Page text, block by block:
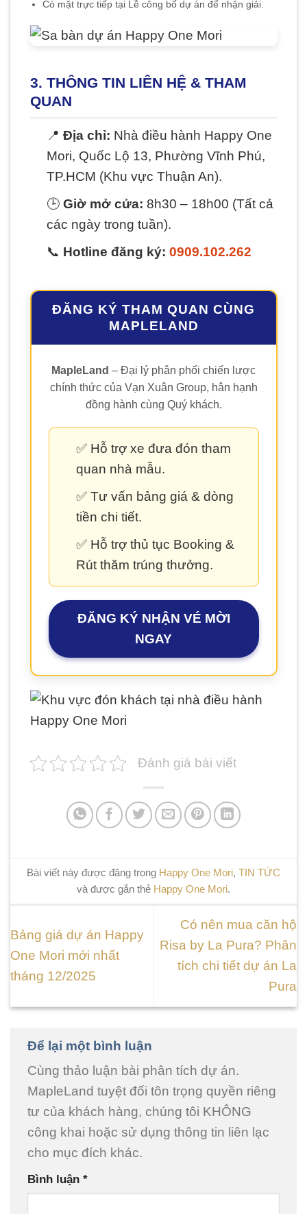
Có mặt trực tiếp tại Lễ công bố dự án để nhận giải.
3. THÔNG TIN LIÊN HỆ & THAM
QUAN
📍Địa chỉ: Nhà điều hành Happy One
Mori, Quốc Lộ 13, Phường Vĩnh Phú,
TP.HCM (Khu vực Thuận An).
🕒Giờ mở cửa: 8h30 – 18h00 (Tất cả
các ngày trong tuần).
📞 Hotline đăng ký: 0909.102.262
ĐĂNG KÝ THAM QUAN CÙNG
MAPLELAND
MapleLand – Đại lý phân phối chiến lược
chính thức của Vạn Xuân Group, hân hạnh
đồng hành cùng Quý khách.
✅ Hỗ trợ xe đưa đón tham
quan nhà mẫu.
✅ Tư vấn bảng giá & dòng
tiền chi tiết.
✅ Hỗ trợ thủ tục Booking &
Rút thăm trúng thưởng.
ĐĂNG KÝ NHẬN VÉ MỜI
NGAY
Đánh giá bài viết
Bài viết này được đăng trong Happy One Mori, TIN TỨC
và được gắn thẻ Happy One Mori.
Bảng giá dự án Happy
One Mori mới nhất
tháng 12/2025
Có nên mua căn hộ
Risa by La Pura? Phân
tích chi tiết dự án La
Pura
Để lại một bình luận
Cùng thảo luận bài phân tích dự án.
MapleLand tuyệt đối tôn trọng quyền riêng
tư của khách hàng, chúng tôi KHÔNG
công khai hoặc sử dụng thông tin liên lạc
cho mục đích khác.
Bình luận *